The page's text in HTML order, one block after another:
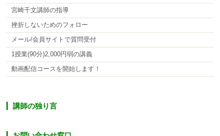
宮崎千文講師の指導
挫折しないためのフォロー
メール/会員サイトで質問受付
1授業(90分)2,000円弱の講義
動画配信コースを開始します！
講師の独り言